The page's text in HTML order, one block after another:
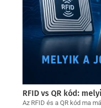
RFID vs QR kód:
Az RFID és a QR kód ma